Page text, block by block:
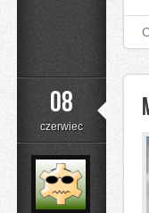
08
czerwiec